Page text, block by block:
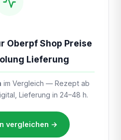
Oberpf Shop Preise
Lieferung
im Vergleich — Rezept ab
Lieferung in 24–48 h.
vergleichen →